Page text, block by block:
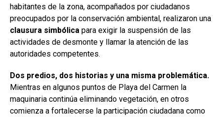
habitantes de la zona, acompañados por ciudadanos
preocupados por la conservación ambiental, realizaron una
clausura simbólica para exigir la suspensión de las
actividades de desmonte y llamar la atención de las
autoridades competentes.
Dos predios, dos historias y una misma problemática.
Mientras en algunos puntos de Playa del Carmen la
maquinaria continúa eliminando vegetación, en otros
comienza a fortalecerse la participación ciudadana como